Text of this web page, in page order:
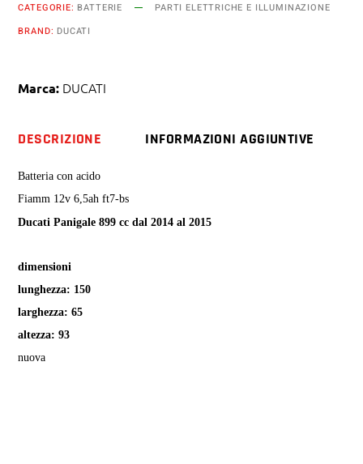
cc
quantity
CATEGORIE: BATTERIE
PARTI ELETTRICHE E ILLUMINAZIONE
BRAND: DUCATI
Marca: DUCATI
DESCRIZIONE INFORMAZIONI AGGIUNTIVE
Batteria con acido
Fiamm 12v 6,5ah ft7-bs
Ducati Panigale 899 cc dal 2014 al 2015
dimensioni
lunghezza: 150
larghezza: 65
altezza: 93
nuova